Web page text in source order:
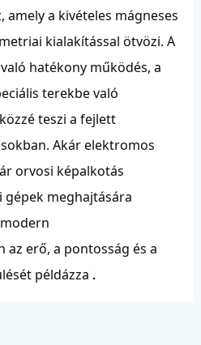
a kivételes mágneses
kialakítással ötvözi. A
hatékony működés, a
terekbe való
teszi a fejlett
Akár elektromos
orvosi képalkotás
gépek meghajtására
erő, a pontosság és a
példázza .